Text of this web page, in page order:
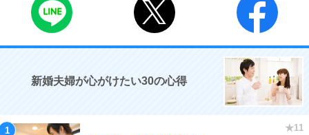
新婚夫婦が心がけたい30の心得